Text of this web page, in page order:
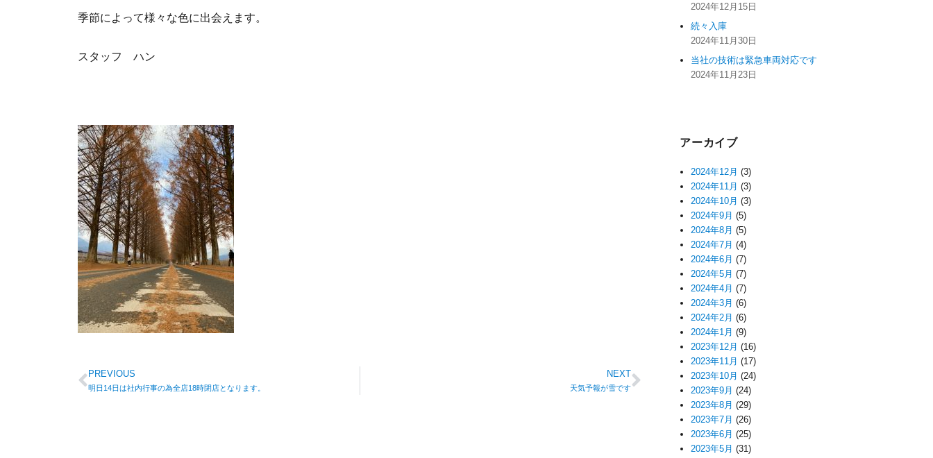
季節によって様々な色に出会えます。
スタッフ ハン
PREVIOUS
明日14日は社内行事の為全店18時閉店となります。
NEXT
天気予報が雪です
2024年12月15日
続々入庫
2024年11月30日
当社の技術は緊急車両対応です
2024年11月23日
アーカイブ
2024年12月 (3)
2024年11月 (3)
2024年10月 (3)
2024年9月 (5)
2024年8月 (5)
2024年7月 (4)
2024年6月 (7)
2024年5月 (7)
2024年4月 (7)
2024年3月 (6)
2024年2月 (6)
2024年1月 (9)
2023年12月 (16)
2023年11月 (17)
2023年10月 (24)
2023年9月 (24)
2023年8月 (29)
2023年7月 (26)
2023年6月 (25)
2023年5月 (31)